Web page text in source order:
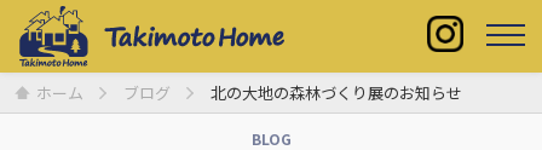
ホーム ブログ 北の大地の森林づくり展のお知らせ
BLOG